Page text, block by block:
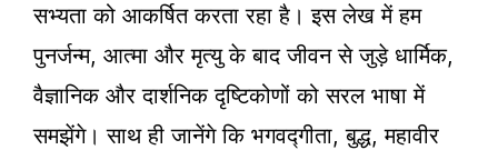
सभ्यता को आकर्षित करता रहा है। इस लेख में हम
पुनर्जन्म, आत्मा और मृत्यु के बाद जीवन से जुड़े धार्मिक,
वैज्ञानिक और दार्शनिक दृष्टिकोणों को सरल भाषा में
समझेंगे। साथ ही जानेंगे कि भगवद्गीता, बुद्ध, महावीर